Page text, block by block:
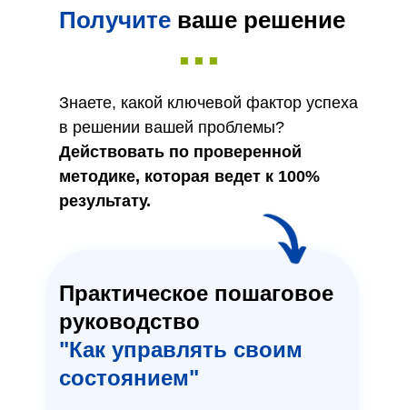
Получите ваше решение
...
Знаете, какой ключевой фактор успеха
в решении вашей проблемы?
Действовать по проверенной
методике, которая ведет к 100%
результату.
Практическое пошаговое
руководство
"Как управлять своим
состоянием"